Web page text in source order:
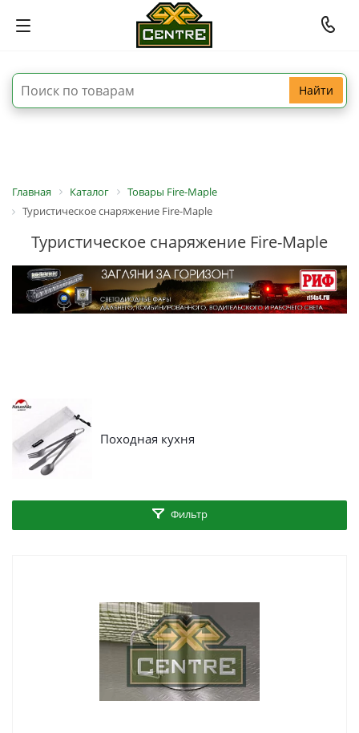
Найти
Главная Каталог
Товары Fire-Maple
Туристическое снаряжение Fire-Maple
Туристическое снаряжение Fire-Maple
Походная кухня
Фильтр